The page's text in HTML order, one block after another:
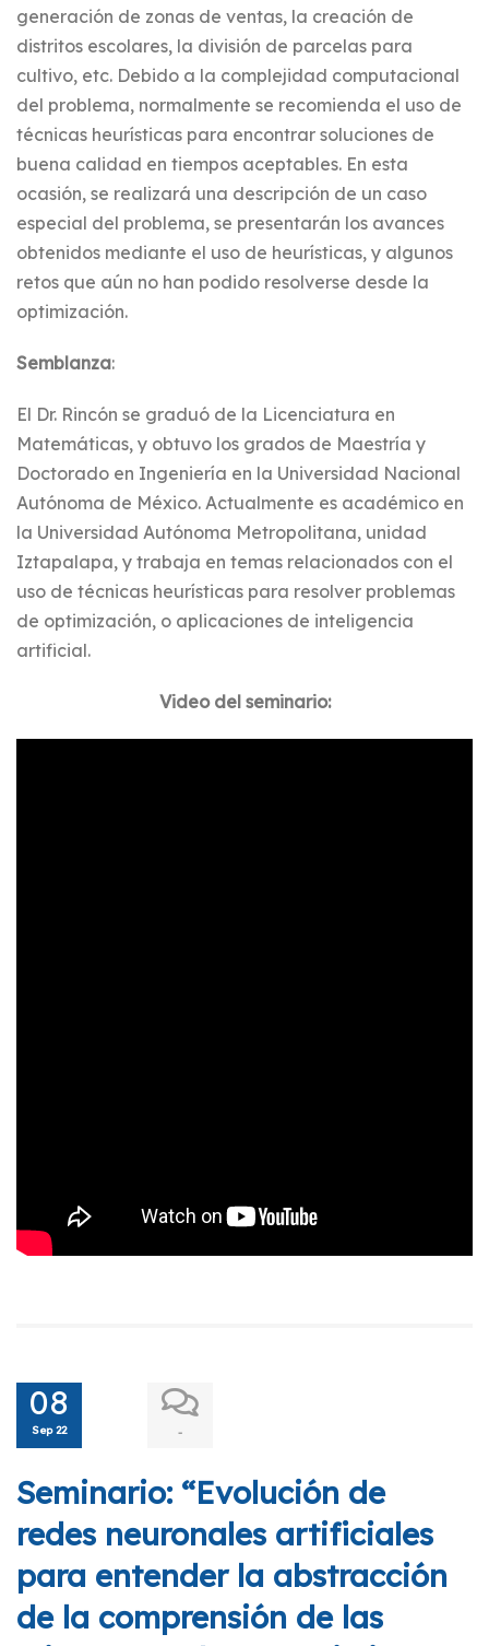
generación de zonas de ventas, la creación de
distritos escolares, la división de parcelas para
cultivo, etc. Debido a la complejidad computacional
del problema, normalmente se recomienda el uso de
técnicas heurísticas para encontrar soluciones de
buena calidad en tiempos aceptables. En esta
ocasión, se realizará una descripción de un caso
especial del problema, se presentarán los avances
obtenidos mediante el uso de heurísticas, y algunos
retos que aún no han podido resolverse desde la
optimización.
Semblanza:
El Dr. Rincón se graduó de la Licenciatura en
Matemáticas, y obtuvo los grados de Maestría y
Doctorado en Ingeniería en la Universidad Nacional
Autónoma de México. Actualmente es académico en
la Universidad Autónoma Metropolitana, unidad
Iztapalapa, y trabaja en temas relacionados con el
uso de técnicas heurísticas para resolver problemas
de optimización, o aplicaciones de inteligencia
artificial.
Video del seminario:
08
Sep 22 -
Seminario: “Evolución de
redes neuronales artificiales
para entender la abstracción
de la comprensión de las